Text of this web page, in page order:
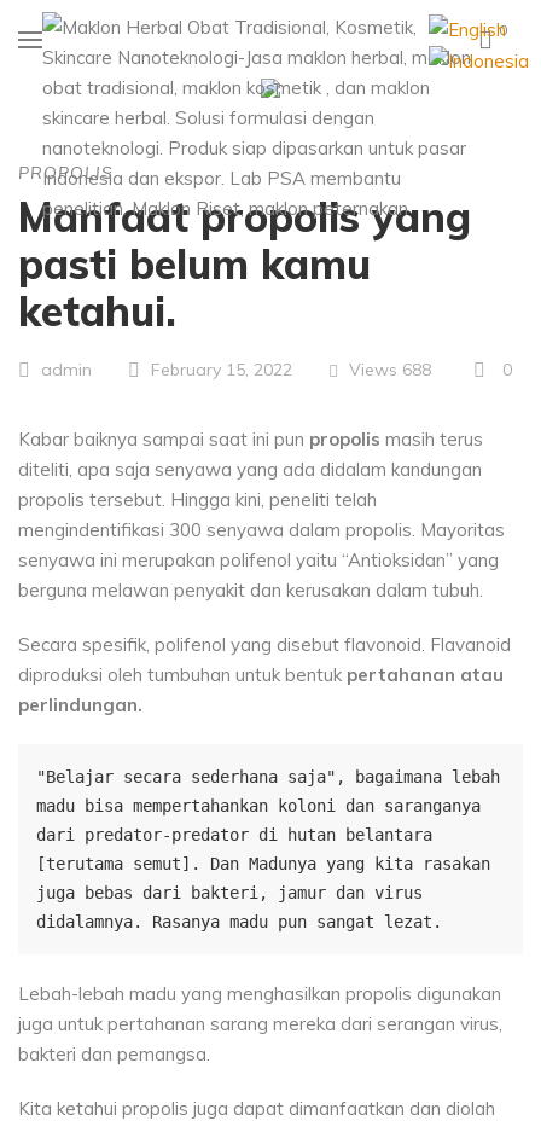
0
PROPOLIS
Manfaat propolis yang
pasti belum kamu
ketahui.
admin February 15, 2022 Views 688 0
Kabar baiknya sampai saat ini pun propolis masih terus
diteliti, apa saja senyawa yang ada didalam kandungan
propolis tersebut. Hingga kini, peneliti telah
mengindentifikasi 300 senyawa dalam propolis. Mayoritas
senyawa ini merupakan polifenol yaitu “Antioksidan” yang
berguna melawan penyakit dan kerusakan dalam tubuh.
Secara spesifik, polifenol yang disebut flavonoid. Flavanoid
diproduksi oleh tumbuhan untuk bentuk pertahanan atau
perlindungan.
"Belajar secara sederhana saja", bagaimana lebah
madu bisa mempertahankan koloni dan saranganya
dari predator-predator di hutan belantara
[terutama semut]. Dan Madunya yang kita rasakan
juga bebas dari bakteri, jamur dan virus
didalamnya. Rasanya madu pun sangat lezat.
Lebah-lebah madu yang menghasilkan propolis digunakan
juga untuk pertahanan sarang mereka dari serangan virus,
bakteri dan pemangsa.
Kita ketahui propolis juga dapat dimanfaatkan dan diolah